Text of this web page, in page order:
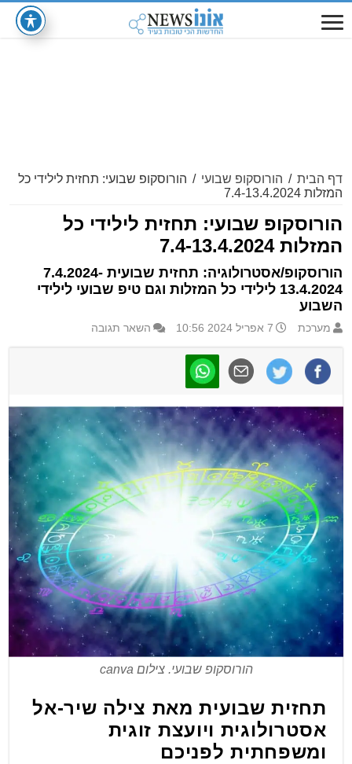
דף הבית / הורוסקופ שבועי / הורוסקופ שבועי: תחזית לילידי כל
המזלות 7.4-13.4.2024
הורוסקופ שבועי: תחזית לילידי כל
המזלות 7.4-13.4.2024
הורוסקופ/אסטרולוגיה: תחזית שבועית 7.4.2024-
13.4.2024 לילידי כל המזלות וגם טיפ שבועי לילידי
השבוע
מערכת 7 אפריל 2024 10:56 השאר תגובה
הורוסקופ שבועי. צילום canva
תחזית שבועית מאת צילה שיר-אל
אסטרולוגית ויועצת זוגית
ומשפחתית לפניכם